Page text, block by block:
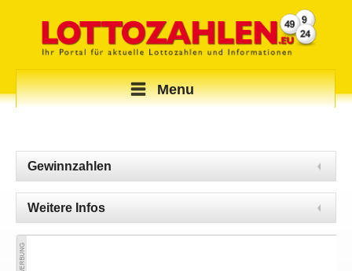
Menu
Gewinnzahlen
Weitere Infos